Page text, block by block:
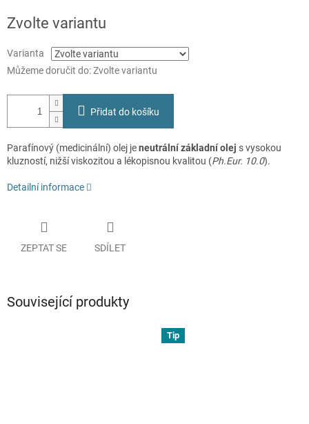
Zvolte variantu
Varianta
Můžeme doručit do:Zvolte variantu
Přidat do košíku
Parafínový (medicinální) olej jeneutrální základní olej s vysokou
kluzností, nižší viskozitou a lékopisnou kvalitou (Ph.Eur. 10.0).
Detailní informace
ZEPTAT SE SDÍLET
Související produkty
Tip